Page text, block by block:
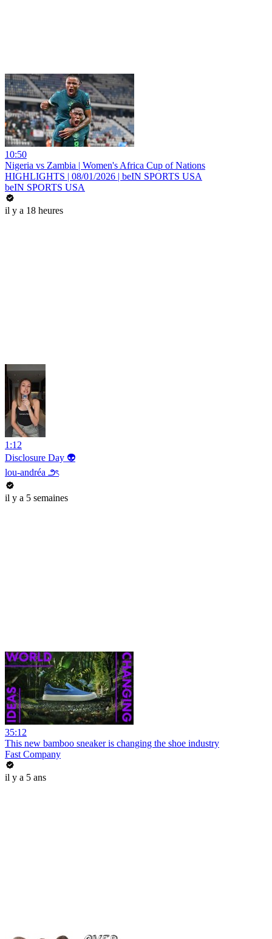
10:50
Nigeria vs Zambia | Women's Africa Cup of Nations
HIGHLIGHTS | 08/01/2026 | beIN SPORTS USA
beIN SPORTS USA
il y a 18 heures
1:12
Disclosure Day 👽
lou-andréa ౨ৎ
il y a 5 semaines
35:12
This new bamboo sneaker is changing the shoe industry
Fast Company
il y a 5 ans